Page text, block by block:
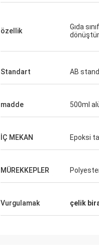
özellik
Gıda
Standart AB
madde 500ml
İÇ MEKAN Epoksi
MÜREKKEPLER
Vurgulamak çelik